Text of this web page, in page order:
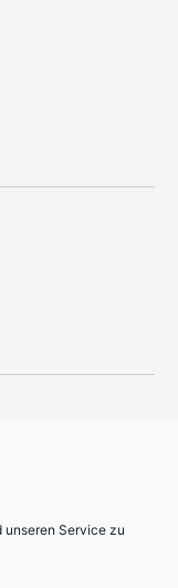
unseren Service zu